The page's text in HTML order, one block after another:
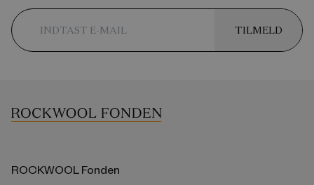
TILMELD
ROCKWOOL Fonden